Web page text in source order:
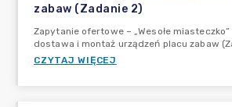
zabaw (Zadanie 2)
Zapytanie ofertowe – „Wesołe miasteczko”
dostawa i montaż urządzeń placu zabaw
CZYTAJ WIĘCEJ